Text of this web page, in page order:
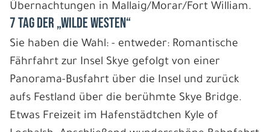
Übernachtungen in Mallaig/Morar/Fort William.
7 Tag Der „wilde Westen“
Sie haben die Wahl: - entweder: Romantische
Fährfahrt zur Insel Skye gefolgt von einer
Panorama-Busfahrt über die Insel und zurück
aufs Festland über die berühmte Skye Bridge.
Etwas Freizeit im Hafenstädtchen Kyle of